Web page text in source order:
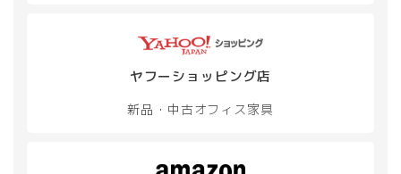
ヤフーショッピング店
新品・中古オフィス家具